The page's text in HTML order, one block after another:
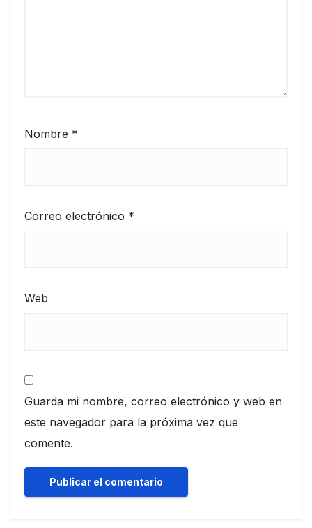
Nombre *
Correo electrónico *
Web
Guarda mi nombre, correo electrónico y web en
este navegador para la próxima vez que
comente.